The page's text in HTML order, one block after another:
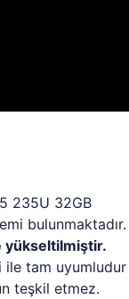
235U 32GB
bulunmaktadır.
yükseltilmiştir.
ile tam uyumludur
teşkil etmez.